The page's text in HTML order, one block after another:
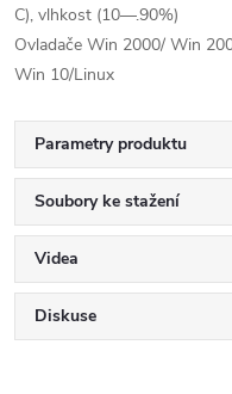
C), vlhkost (10—.90%)
Ovladače Win 2000/ Win
Win 10/Linux
Parametry produktu
Soubory ke stažení
Videa
Diskuse